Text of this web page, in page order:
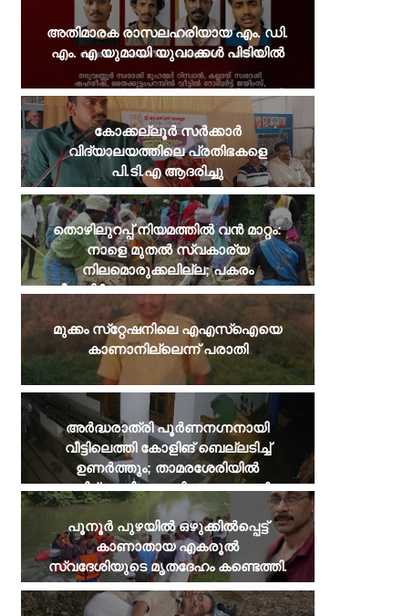
അതിമാരക രാസലഹരിയായ എം. ഡി.
എം. എ യുമായി യുവാക്കൾ പിടിയിൽ
കോക്കല്ലൂർ സർക്കാർ
വിദ്യാലയത്തിലെ പ്രതിഭകളെ
പി.ടി.എ ആദരിച്ചു
തൊഴിലുറപ്പ് നിയമത്തില്‍ വന്‍ മാറ്റം:
നാളെ മുതല്‍ സ്വകാര്യ
നിലമൊരുക്കലില്ല; പകരം
വീടുനിര്‍മാണവും ജലസംരക്ഷണവും
മുക്കം സ്‌റ്റേഷനിലെ എഎസ്‌ഐയെ
കാണാനില്ലെന്ന് പരാതി
അർദ്ധരാത്രി പൂർണനഗ്നനായി
വീട്ടിലെത്തി കോളിങ് ബെല്ലടിച്ച്
ഉണർത്തും; താമരശേരിയിൽ
പരിഭ്രാന്തി പരത്തി അജ്ഞാതൻ
​പൂനൂർ പുഴയിൽ ഒഴുക്കിൽപ്പെട്ട്
കാണാതായ എകരൂൽ
സ്വദേശിയുടെ മൃതദേഹം കണ്ടെത്തി.